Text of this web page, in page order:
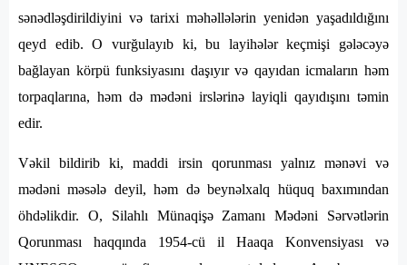
sənədləşdirildiyini və tarixi məhəllələrin yenidən yaşadıldığını
qeyd edib. O vurğulayıb ki, bu layihələr keçmişi gələcəyə
bağlayan körpü funksiyasını daşıyır və qayıdan icmaların həm
torpaqlarına, həm də mədəni irslərinə layiqli qayıdışını təmin
edir.
Vəkil bildirib ki, maddi irsin qorunması yalnız mənəvi və
mədəni məsələ deyil, həm də beynəlxalq hüquq baxımından
öhdəlikdir. O, Silahlı Münaqişə Zamanı Mədəni Sərvətlərin
Qorunması haqqında 1954-cü il Haaqa Konvensiyası və